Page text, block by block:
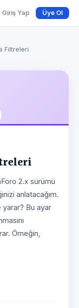
Giriş Yap Üye Ol
Filtreleri
2.x sürümü
anlatacağım.
Bu ayar
Örneğin,